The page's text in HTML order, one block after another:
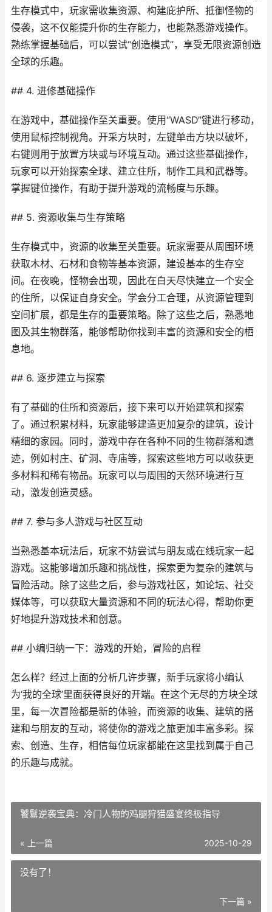
生存模式中，玩家需收集资源、构建庇护所、抵御怪物的
侵袭，这不仅能提升你的生存能力，也能熟悉游戏操作。
熟练掌握基础后，可以尝试“创造模式”，享受无限资源创造
全球的乐趣。
## 4. 进修基础操作
在游戏中，基础操作至关重要。使用“WASD”键进行移动，
使用鼠标控制视角。开采方块时，左键单击方块以破坏，
右键则用于放置方块或与环境互动。通过这些基础操作，
玩家可以开始探索全球、建立住所，制作工具和武器等。
掌握键位操作，有助于提升游戏的流畅度与乐趣。
## 5. 资源收集与生存策略
生存模式中，资源的收集至关重要。玩家需要从周围环境
获取木材、石材和食物等基本资源，建设基本的生存空
间。在夜晚，怪物会出现，因此在白天尽快建立一个安全
的住所，以保证自身安全。学会分工合理，从资源管理到
空间扩展，都是生存的重要策略。除了这些之后，熟悉地
图及其生物群落，能够帮助你找到丰富的资源和安全的栖
息地。
## 6. 逐步建立与探索
有了基础的住所和资源后，接下来可以开始建筑和探索
了。通过积累材料，玩家能够建造更加复杂的建筑，设计
精细的家园。同时，游戏中存在各种不同的生物群落和遗
迹，例如村庄、矿洞、寺庙等，探索这些地方可以收获更
多材料和稀有物品。玩家可以与周围的天然环境进行互
动，激发创造灵感。
## 7. 参与多人游戏与社区互动
当熟悉基本玩法后，玩家不妨尝试与朋友或在线玩家一起
游戏。这能够增加乐趣和挑战性，探索更为复杂的建筑与
冒险活动。除了这些之后，参与游戏社区，如论坛、社交
媒体等，可以获取大量资源和不同的玩法心得，帮助你更
好地提升游戏技术和创意。
## 小编归纳一下：游戏的开始，冒险的启程
怎么样？经过上面的分析几许步骤，新手玩家将小编认
为‘我的全球’里面获得良好的开端。在这个无尽的方块全球
里，每一次冒险都是新的体验，而资源的收集、建筑的搭
建和与朋友的互动，将使你的游戏之旅更加丰富多彩。探
索、创造、生存，相信每位玩家都能在这里找到属于自己
的乐趣与成就。
饕鬄逆袭宝典：冷门人物的鸡腿狩猎盛宴终极指导
« 上一篇 2025-10-29
没有了！
下一篇 »